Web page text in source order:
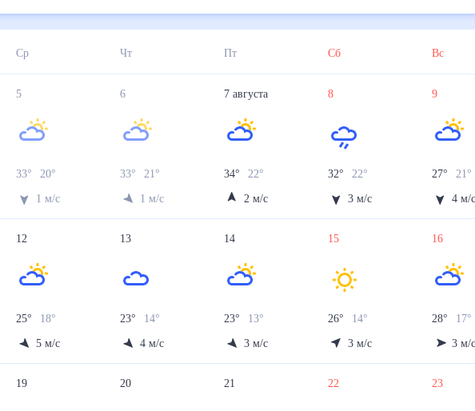
Ср Чт Пт Сб Вс
5
33° 20
1 м/с
6
33° 21°
1 м/с
7 августа
34° 22
2 м/с
8
32° 22°
3 м/с
9
27° 21°
4 м/
12
25° 18°
5 м/с
13
23° 14°
4 м/с
14
23° 13°
3 м/с
15
26° 14°
3 м/с
16
28° 17°
3 м/
19 20 21 22 23